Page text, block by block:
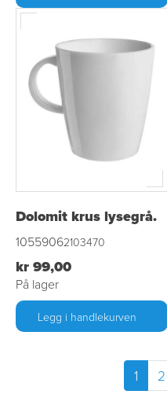
Dolomit krus lysegrå.
10559062103470
kr 99,00
På lager
Legg i handlekurven
1 2